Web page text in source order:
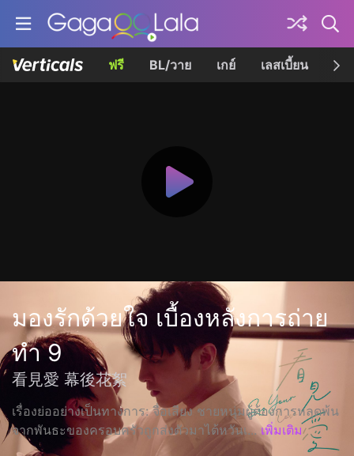
ฟรี BL/วาย เกย์ เลสเบี้ยน เค
มองรักด้วยใจ เบื้องหลังการถ่าย
ทำ 9
看見愛 幕後花絮
เรื่องย่ออย่างเป็นทางการ: จื่อเสียง ชายหนุ่มผู้ต้องการหลุดพ้น
จากพันธะของครอบครัวถูกส่งตัวมาไต้หวันเ... เพิ่มเติม